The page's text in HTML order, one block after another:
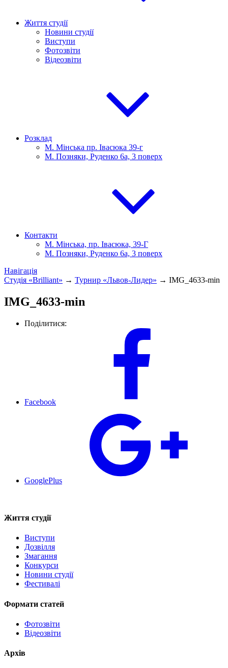
Життя студії
Новини студії
Виступи
Фотозвіти
Відеозвіти
Розклад
М. Мінська пр. Івасюка 39-г
М. Позняки, Руденко 6а, 3 поверх
Контакти
М. Мінська, пр. Івасюка, 39-Г
М. Позняки, Руденко 6а, 3 поверх
Навігація
Студія «Brilliant» → Турнир «Львов-Лидер» → IMG_4633-min
IMG_4633-min
Поділитися:
Facebook
GooglePlus
Життя студії
Виступи
Дозвілля
Змагання
Конкурси
Новини студії
Фестивалі
Формати статей
Фотозвіти
Відеозвіти
Архів